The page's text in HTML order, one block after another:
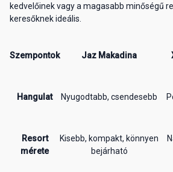
kedvelőinek vagy a magasabb minőségű
keresőknek ideális.
Szempontok Jaz Makadina
Hangulat Nyugodtabb, csendesebb
Resort
mérete
Kisebb, kompakt, könnyen
bejárható